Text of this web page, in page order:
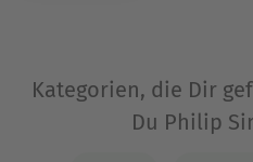
Kategorien, die Dir
Du Philip